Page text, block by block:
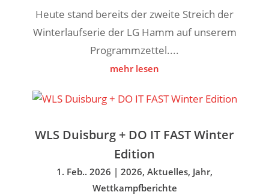
Heute stand bereits der zweite Streich der
Winterlaufserie der LG Hamm auf unserem
Programmzettel....
mehr lesen
WLS Duisburg + DO IT FAST Winter
Edition
1. Feb.. 2026 | 2026, Aktuelles, Jahr,
Wettkampfberichte